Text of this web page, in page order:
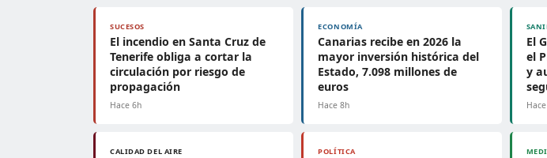
SUCESOS
El incendio en Santa Cruz de
Tenerife obliga a cortar la
circulación por riesgo de
propagación
Hace 6h
ECONOMÍA
Canarias recibe en 2026 la
mayor inversión histórica del
Estado, 7.098 millones de
euros
Hace 8h
El
el
y
CALIDAD DEL AIRE POLÍTICA